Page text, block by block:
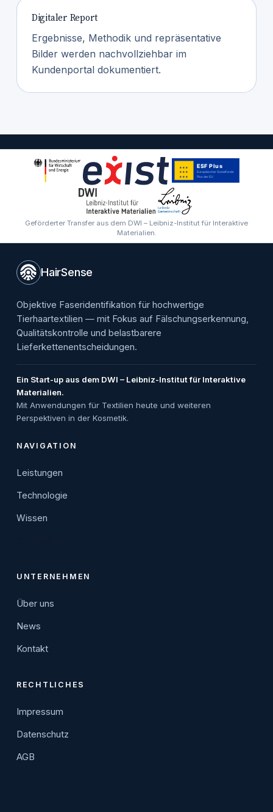
Digitaler Report
Ergebnisse, Methodik und repräsentative
Bilder werden nachvollziehbar im
Kundenportal dokumentiert.
HairSense
Objektive Faseridentifikation für hochwertige
Tierhaartextilien — mit Fokus auf Fälschungserkennung,
Qualitätskontrolle und belastbarere
Lieferkettenentscheidungen.
Ein Start-up aus dem DWI – Leibniz-Institut für Interaktive
Materialien.
Mit Anwendungen für Textilien heute und weiteren
Perspektiven in der Kosmetik.
NAVIGATION
Leistungen
Technologie
Wissen
UNTERNEHMEN
Über uns
News
Kontakt
RECHTLICHES
Impressum
Datenschutz
AGB
Geförderter Transfer aus dem DWI – Leibniz-Institut für Interaktive
Materialien.